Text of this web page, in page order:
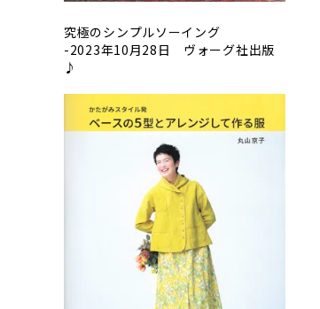
究極のシンプルソーイング
-2023年10月28日 ヴォーグ社出版
♪